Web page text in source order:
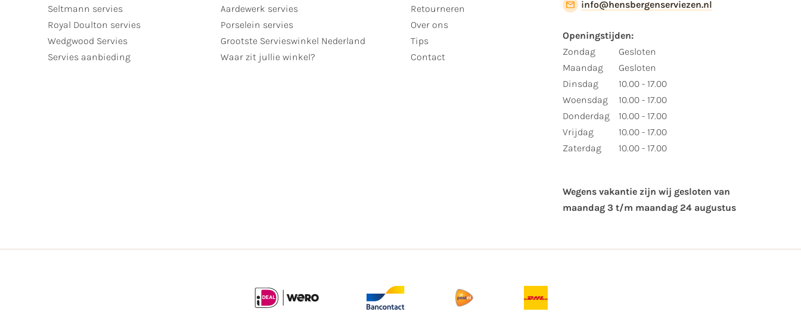
Seltmann servies
Royal Doulton servies
Wedgwood Servies
Servies aanbieding
Aardewerk servies
Porselein servies
Grootste Servieswinkel Nederland
Waar zit jullie winkel?
Retourneren
Over ons
Tips
Contact
info@hensbergenserviezen.nl
Openingstijden:
Zondag
Maandag
Dinsdag
Woensdag
Donderdag
Vrijdag
Zaterdag
Gesloten
Gesloten
10.00 - 17.00
10.00 - 17.00
10.00 - 17.00
10.00 - 17.00
10.00 - 17.00
Wegens vakantie zijn wij gesloten van ​
maandag 3 t/m maandag 24 augustus